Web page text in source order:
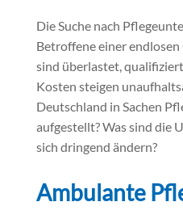
Die Suche nach
Betroffene einer
sind überlastet,
Kosten steigen
Deutschland in Sachen
aufgestellt? Was sind die
sich dringend ändern?
Ambulante